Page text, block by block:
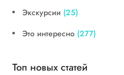
Экскурсии (25)
Это интересно (277)
Топ новых статей